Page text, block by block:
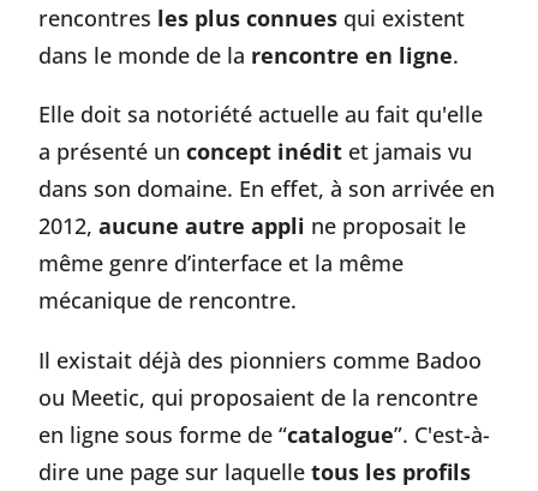
rencontres les plus connues qui existent
dans le monde de la rencontre en ligne.
Elle doit sa notoriété actuelle au fait qu'elle
a présenté unconcept inédit et jamais vu
dans son domaine. En effet, à son arrivée en
2012,aucune autre appli ne proposait le
même genre d’interface et la même
mécanique de rencontre.
Il existait déjà des pionniers comme Badoo
ou Meetic, qui proposaient de la rencontre
en ligne sous forme de “catalogue”. C'est-à-
dire une page sur laquelletous les profils